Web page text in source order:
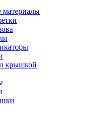
материалы
крышкой